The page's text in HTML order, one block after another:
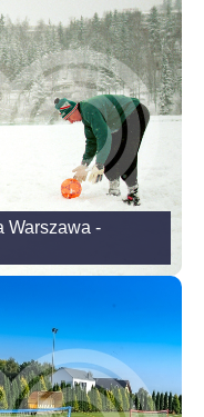
Warszawa -